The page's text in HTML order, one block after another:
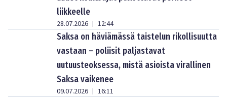
liikkeelle
28.07.2026 | 12:44
Saksa on häviämässä taistelun rikollisuutta
vastaan – poliisit paljastavat
uutuusteoksessa, mistä asioista virallinen
Saksa vaikenee
09.07.2026 | 16:11